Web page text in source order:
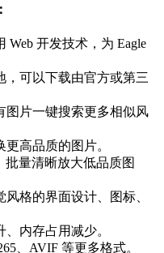
Web 开发技术，为 Eagle
可以下载由官方或第三
图片一键搜索更多相似风
高品质的图片。
批量清晰放大低品质图
格的界面设计、图标、
内存占用减少。
、AVIF 等更多格式。